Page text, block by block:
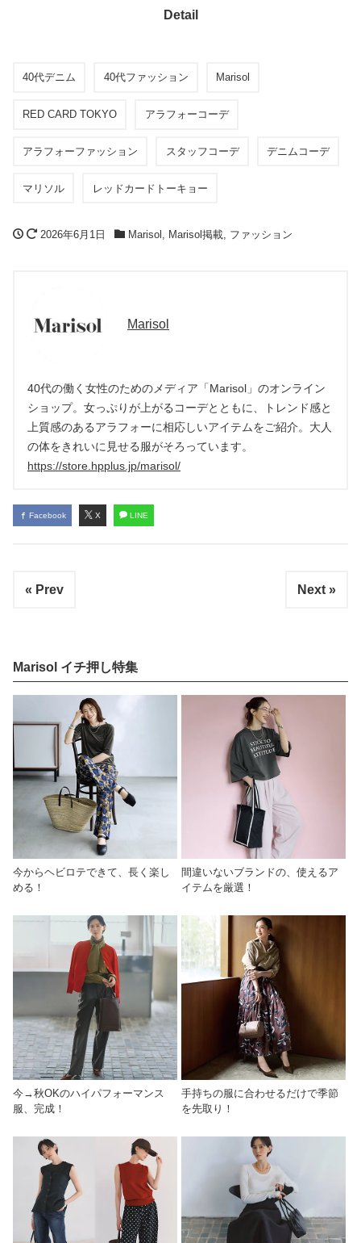
Detail
40代デニム 40代ファッション Marisol
RED CARD TOKYO アラフォーコーデ
アラフォーファッション スタッフコーデ デニムコーデ
マリソル レッドカードトーキョー
2026年6月1日 Marisol , Marisol掲載, ファッション
Marisol
40代の働く女性のためのメディア「Marisol」のオンライン
ショップ。女っぷりが上がるコーデとともに、トレンド感と
上質感のあるアラフォーに相応しいアイテムをご紹介。大人
の体をきれいに見せる服がそろっています。
https://store.hpplus.jp/marisol/
Facebook X LINE
« Prev Next »
Marisol イチ押し特集
今からヘビロテできて、長く楽し
める！
間違いないブランドの、使えるア
イテムを厳選！
今→秋OKのハイパフォーマンス
服、完成！
手持ちの服に合わせるだけで季節
を先取り！